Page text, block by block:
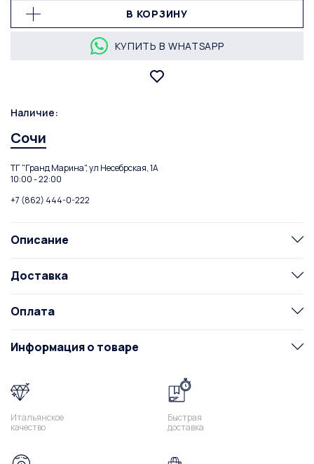
В КОРЗИНУ
КУПИТЬ В WHATSAPP
Наличие:
Сочи
ТГ "Гранд Марина", ул Несебрская, 1А
10:00 - 22:00
+7 (862) 444-0-222
Описание
Доставка
Оплата
Информация о товаре
Итальянское
качество
Быстрая
доставка